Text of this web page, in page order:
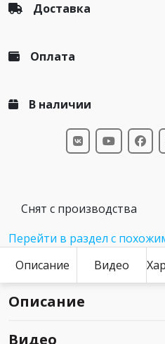
Доставка
Оплата
В наличии
Снят с производства
Перейти в раздел с
Описание
Видео
Описание
Видео